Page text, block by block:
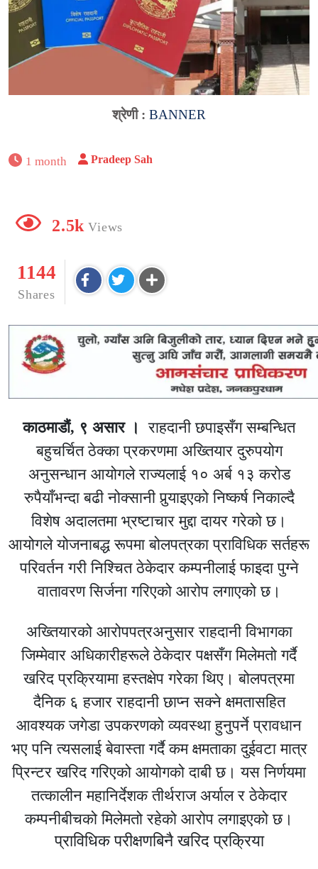
श्रेणी : BANNER
1 month Pradeep Sah
2.5k Views
1144
Shares
काठमाडौं, ९ असार ।राहदानी छपाइसँग सम्बन्धित
बहुचर्चित ठेक्का प्रकरणमा अख्तियार दुरुपयोग
अनुसन्धान आयोगले राज्यलाई १० अर्ब १३ करोड
रुपैयाँभन्दा बढी नोक्सानी पुर्‍याइएको निष्कर्ष निकाल्दै
विशेष अदालतमा भ्रष्टाचार मुद्दा दायर गरेको छ।
आयोगले योजनाबद्ध रूपमा बोलपत्रका प्राविधिक सर्तहरू
परिवर्तन गरी निश्चित ठेकेदार कम्पनीलाई फाइदा पुग्ने
वातावरण सिर्जना गरिएको आरोप लगाएको छ।
अख्तियारको आरोपपत्रअनुसार राहदानी विभागका
जिम्मेवार अधिकारीहरूले ठेकेदार पक्षसँग मिलेमतो गर्दै
खरिद प्रक्रियामा हस्तक्षेप गरेका थिए। बोलपत्रमा
दैनिक ६ हजार राहदानी छाप्न सक्ने क्षमतासहित
आवश्यक जगेडा उपकरणको व्यवस्था हुनुपर्ने प्रावधान
भए पनि त्यसलाई बेवास्ता गर्दै कम क्षमताका दुईवटा मात्र
प्रिन्टर खरिद गरिएको आयोगको दाबी छ। यस निर्णयमा
तत्कालीन महानिर्देशक तीर्थराज अर्याल र ठेकेदार
कम्पनीबीचको मिलेमतो रहेको आरोप लगाइएको छ।
प्राविधिक परीक्षणबिनै खरिद प्रक्रिया